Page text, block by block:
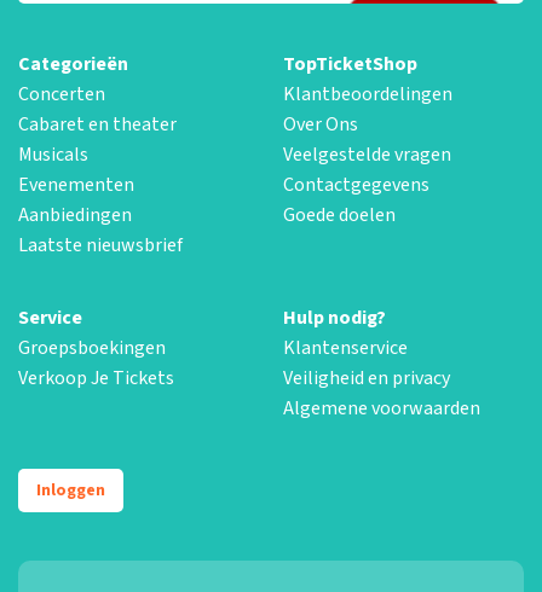
Categorieën
Concerten
Cabaret en theater
Musicals
Evenementen
Aanbiedingen
Laatste nieuwsbrief
TopTicketShop
Klantbeoordelingen
Over Ons
Veelgestelde vragen
Contactgegevens
Goede doelen
Service
Groepsboekingen
Verkoop Je Tickets
Hulp nodig?
Klantenservice
Veiligheid en privacy
Algemene voorwaarden
Inloggen